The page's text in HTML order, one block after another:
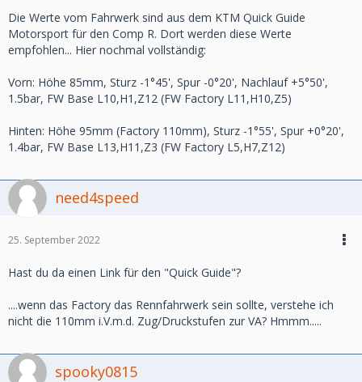
Die Werte vom Fahrwerk sind aus dem KTM Quick Guide
Motorsport für den Comp R. Dort werden diese Werte
empfohlen... Hier nochmal vollständig:
Vorn: Höhe 85mm, Sturz -1°45', Spur -0°20', Nachlauf +5°50',
1.5bar, FW Base L10,H1,Z12 (FW Factory L11,H10,Z5)
Hinten: Höhe 95mm (Factory 110mm), Sturz -1°55', Spur +0°20',
1.4bar, FW Base L13,H11,Z3 (FW Factory L5,H7,Z12)
need4speed
25. September 2022
Hast du da einen Link für den "Quick Guide"?
....wenn das Factory das Rennfahrwerk sein sollte, verstehe ich
nicht die 110mm i.V.m.d. Zug/Druckstufen zur VA? Hmmm.....
spooky0815